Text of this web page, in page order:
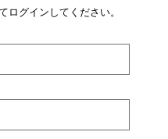
ログインしてください。